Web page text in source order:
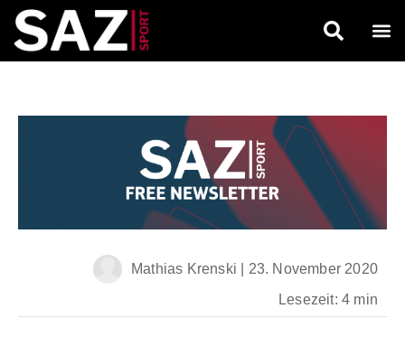
Mathias Krenski
23. November 2020
Lesezeit: 4 min